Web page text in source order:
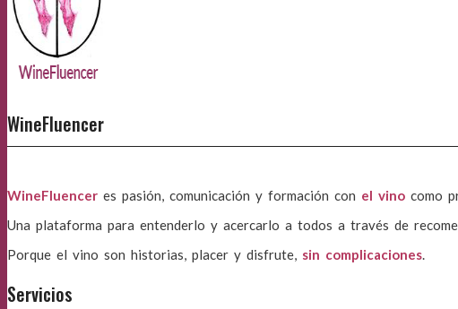
WineFluencer
WineFluencer es pasión, comunicación y formación con el vino como
Una plataforma para entenderlo y acercarlo a todos a través de
Porque el vino son historias, placer y disfrute, sin complicaciones.
Servicios